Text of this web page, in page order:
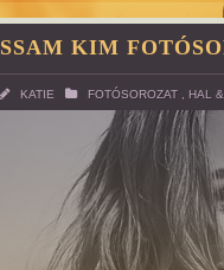
SSAM KIM
KATIE FOTÓSOROZAT HAL